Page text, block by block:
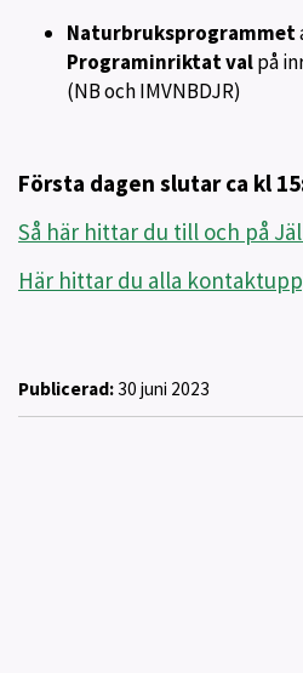
Naturbruksprogrammet
Programinriktat valpå
(NB och IMVNBDJR)
Första dagen slutar ca kl
Så här hittar du till och på
Här hittar du alla
Publicerad: 30 juni 2023